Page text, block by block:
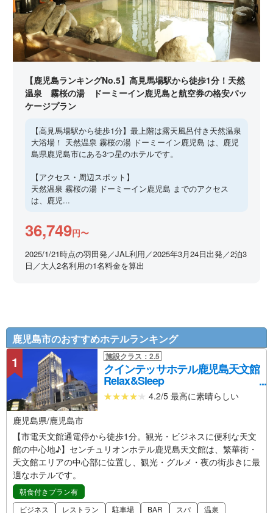
【鹿児島ランキングNo.5】高見馬場駅から徒歩1分！天然
温泉 霧桜の湯 ドーミーイン鹿児島と航空券の格安パッ
ケージプラン
【高見馬場駅から徒歩1分】最上階は露天風呂付き天然温泉
大浴場！ 天然温泉 霧桜の湯 ドーミーイン鹿児島 は、鹿児
島県鹿児島市にある3つ星のホテルです。
【アクセス・周辺スポット】
天然温泉 霧桜の湯 ドーミーイン鹿児島 までのアクセス
は、鹿児...
36,749円〜
2025/1/21時点の羽田発／JAL利用／2025年3月24日出発／2泊3
日／大人2名利用の1名料金を算出
鹿児島市のおすすめホテルランキング
1 施設クラス：2.5
クインテッサホテル鹿児島天文館
Relax&Sleep
4.2/5 最高に素晴らしい
鹿児島県/鹿児島市
【市電天文館通電停から徒歩1分。観光・ビジネスに便利な天文
館の中心地♪】センチュリオンホテル鹿児島天文館は、繁華街・
天文館エリアの中心部に位置し、観光・グルメ・夜の街歩きに最
適なホテルです。
朝食付きプラン有
ビジネス
レストラン 駐車場 BAR スパ 温泉